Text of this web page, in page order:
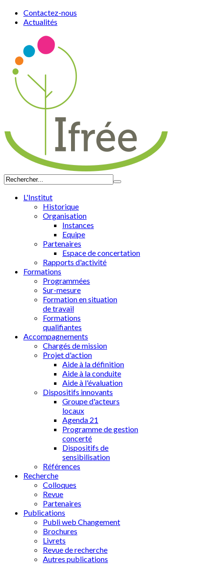
Contactez-nous
Actualités
L'Institut
Historique
Organisation
Instances
Equipe
Partenaires
Espace de concertation
Rapports d'activité
Formations
Programmées
Sur-mesure
Formation en situation
de travail
Formations
qualifiantes
Accompagnements
Chargés de mission
Projet d'action
Aide à la définition
Aide à la conduite
Aide à l'évaluation
Dispositifs innovants
Groupe d'acteurs
locaux
Agenda 21
Programme de gestion
concerté
Dispositifs de
sensibilisation
Références
Recherche
Colloques
Revue
Partenaires
Publications
Publi web Changement
Brochures
Livrets
Revue de recherche
Autres publications